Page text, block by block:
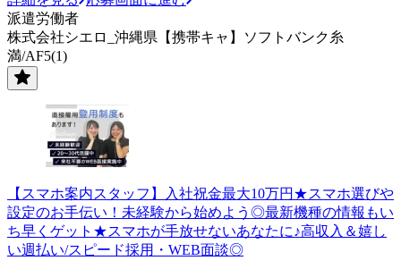
派遣労働者
株式会社シエロ_沖縄県【携帯キャ】ソフトバンク糸
満/AF5(1)
【スマホ案内スタッフ】入社祝金最大10万円★スマホ選びや
設定のお手伝い！未経験から始めよう◎最新機種の情報もい
ち早くゲット★スマホが手放せないあなたに♪高収入＆嬉し
い週払い/スピード採用・WEB面談◎